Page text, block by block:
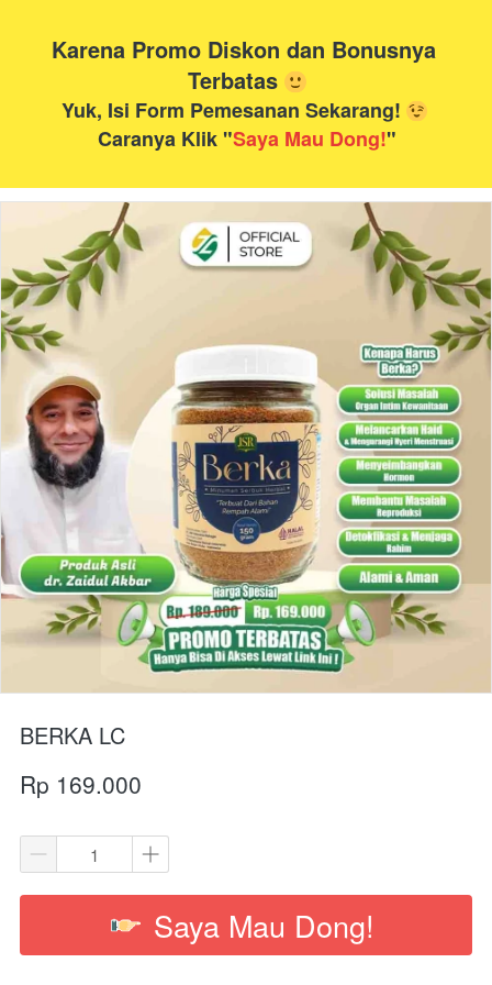
Karena Promo Diskon dan Bonusnya
Terbatas
Yuk, Isi Form Pemesanan Sekarang!
Caranya Klik "Saya Mau Dong!"
BERKA LC
Rp 169.000
` Saya Mau Dong!